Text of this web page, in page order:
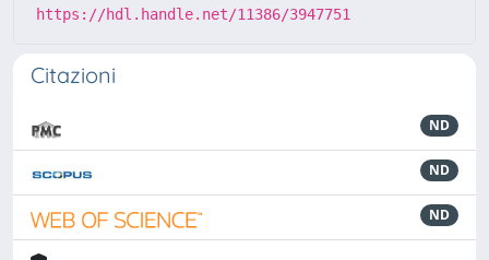
https://hdl.handle.net/11386/3947751
Citazioni
ND
ND
ND